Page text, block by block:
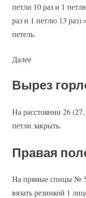
петли 10 раз и 1
раз и 1 петлю 13 раз)
петель.
Далее
Вырез
На расстоянии 26
петли закрыть.
Правая
На прямые спицы № 5
вязать резинкой 1